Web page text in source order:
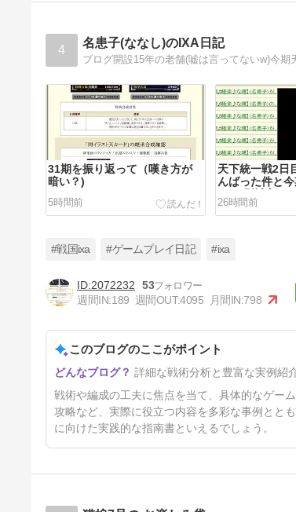
4 名患子(ななし)のIXA日記
ブログ開設15年の老舗(嘘は言ってないw)今
31期を振り返って（嘆き方が
暗い？)
5時間前
天下統一戦2日
んばった件と
て。(影城主の
い！)
26時間前
ートを考える(考えだしたらメ
ッチャ時間かかった…眠い)
9日前
#戦国ixa #ゲームプレイ日記 #ixa
2072232
53
週間IN:189 週間OUT:4095 月間IN:798
このブログのここがポイント
詳細な戦術分析と豊富な実例紹
戦術や編成の工夫に焦点を当て、具体的なゲー
攻略など、実際に役立つ内容を多彩な事例とと
に向けた実践的な指南書といえるでしょう。